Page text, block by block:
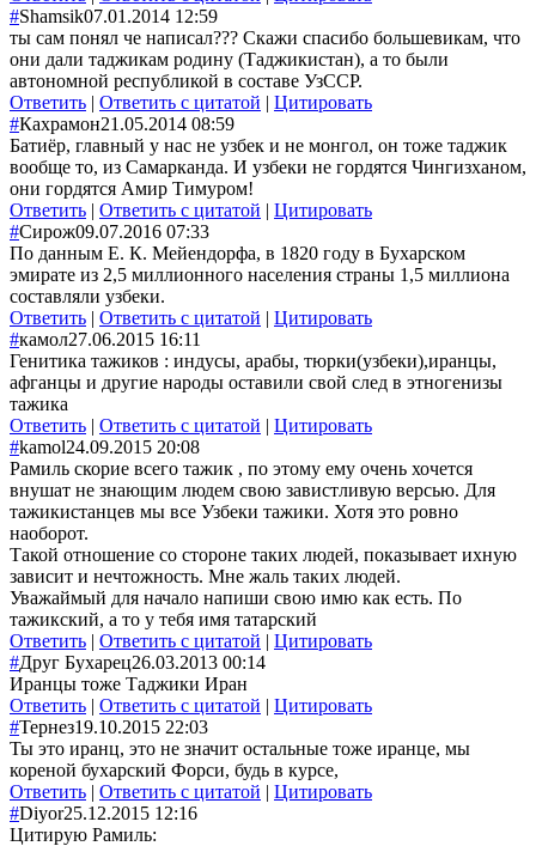
#Shamsik07.01.2014 12:59
ты сам понял че написал??? Скажи спасибо большевикам, что
они дали таджикам родину (Таджикистан), а то были
автономной республикой в составе УзССР.
Ответить | Ответить с цитатой | Цитировать
#Кахрамон21.05.2014 08:59
Батиёр, главный у нас не узбек и не монгол, он тоже таджик
вообще то, из Самарканда. И узбеки не гордятся Чингизханом,
они гордятся Амир Тимуром!
Ответить | Ответить с цитатой | Цитировать
#Сирож09.07.2016 07:33
По данным Е. К. Мейендорфа, в 1820 году в Бухарском
эмирате из 2,5 миллионного населения страны 1,5 миллиона
составляли узбеки.
Ответить | Ответить с цитатой | Цитировать
#камол27.06.2015 16:11
Генитика тажиков : индусы, арабы, тюрки(узбеки),иранцы,
афганцы и другие народы оставили свой след в этногенизы
тажика
Ответить | Ответить с цитатой | Цитировать
#kamol24.09.2015 20:08
Рамиль скорие всего тажик , по этому ему очень хочется
внушат не знающим людем свою завистливую версью. Для
тажикистанцев мы все Узбеки тажики. Хотя это ровно
наоборот.
Такой отношение со стороне таких людей, показывает ихную
зависит и нечтожность. Мне жаль таких людей.
Уважаймый для начало напиши свою имю как есть. По
тажикский, а то у тебя имя татарский
Ответить | Ответить с цитатой | Цитировать
#Друг Бухарец26.03.2013 00:14
Иранцы тоже Таджики Иран
Ответить | Ответить с цитатой | Цитировать
#Тернез19.10.2015 22:03
Ты это иранц, это не значит остальные тоже иранце, мы
кореной бухарский Форси, будь в курсе,
Ответить | Ответить с цитатой | Цитировать
#Diyor25.12.2015 12:16
Цитирую Рамиль: